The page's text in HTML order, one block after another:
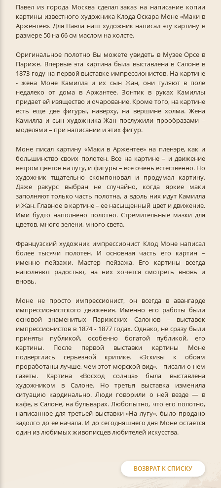
Павел из города Москва сделал заказ на написание копии
картины известного художника Клода Оскара Моне «Маки в
Аржентее». Для Павла наш художник написал эту картину в
размере 50 на 66 см маслом на холсте.
Оригинальное полотно Вы можете увидеть в Музее Орсе в
Париже. Впервые эта картина была выставлена в Салоне в
1873 году на первой выставке импрессионистов. На картине
- жена Моне Камилла и их сын Жан, они гуляют в поле
недалеко от дома в Аржантее. Зонтик в руках Камиллы
придает ей изящество и очарование. Кроме того, на картине
есть еще две фигуры, наверху, на вершине холма. Жена
Камилла и сын художника Жан послужили прообразами –
моделями – при написании и этих фигур.
Моне писал картину «Маки в Аржентее» на пленэре, как и
большинство своих полотен. Все на картине – и движение
ветром цветов на лугу, и фигуры – все очень естественно. Но
художник тщательно скомпоновал и продумал картину.
Даже ракурс выбран не случайно, когда яркие маки
заполняют только часть полотна, а вдоль них идут Камилла
и Жан. Главное в картине – ее насыщенный цвет и движение.
Ими будто наполнено полотно. Стремительные мазки для
цветов, много зелени, много света.
Французский художник импрессионист Клод Моне написал
более тысячи полотен. И основная часть его картин –
именно пейзажи. Мастер пейзажа. Его картины всегда
наполняют радостью, на них хочется смотреть вновь и
вновь.
Моне не просто импрессионист, он всегда в авангарде
импрессионистского движения. Именно его работы были
основой знаменитых Парижских Салонов – выставок
импрессионистов в 1874 - 1877 годах. Однако, не сразу были
приняты публикой, особенно богатой публикой, его
картины. После первой выставки картины Моне
подверглись серьезной критике. «Эскизы к обоям
проработаны лучше, чем этот морской вид», - писали о нем
газеты. Картина «Восход солнца» была выставлена
художником в Салоне. Но третья выставка изменила
ситуацию кардинально. Люди говорили о ней везде — в
кафе, в Салоне, на бульварах. Любопытно, что его полотно,
написанное для третьей выставки «На лугу», было продано
задолго до ее начала. И до сегодняшнего дня Моне остается
один из любимых живописцев любителей искусства.
ВОЗВРАТ К СПИСКУ